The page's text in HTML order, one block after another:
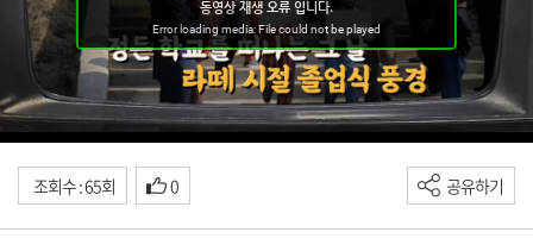
조회수 : 65회 0 공유하기